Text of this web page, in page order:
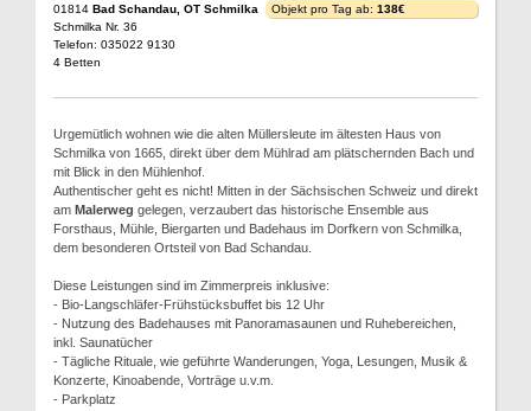
01814 Bad Schandau, OT Schmilka
Schmilka Nr. 36
Telefon: 035022 9130
4 Betten
Objekt pro Tag ab: 138€
Urgemütlich wohnen wie die alten Müllersleute im ältesten Haus von
Schmilka von 1665, direkt über dem Mühlrad am plätschernden Bach und
mit Blick in den Mühlenhof.
Authentischer geht es nicht! Mitten in der Sächsischen Schweiz und direkt
am Malerweg gelegen, verzaubert das historische Ensemble aus
Forsthaus, Mühle, Biergarten und Badehaus im Dorfkern von Schmilka,
dem besonderen Ortsteil von Bad Schandau.
Diese Leistungen sind im Zimmerpreis inklusive:
- Bio-Langschläfer-Frühstücksbuffet bis 12 Uhr
- Nutzung des Badehauses mit Panoramasaunen und Ruhebereichen,
inkl. Saunatücher
- Tägliche Rituale, wie geführte Wanderungen, Yoga, Lesungen, Musik &
Konzerte, Kinoabende, Vorträge u.v.m.
- Parkplatz